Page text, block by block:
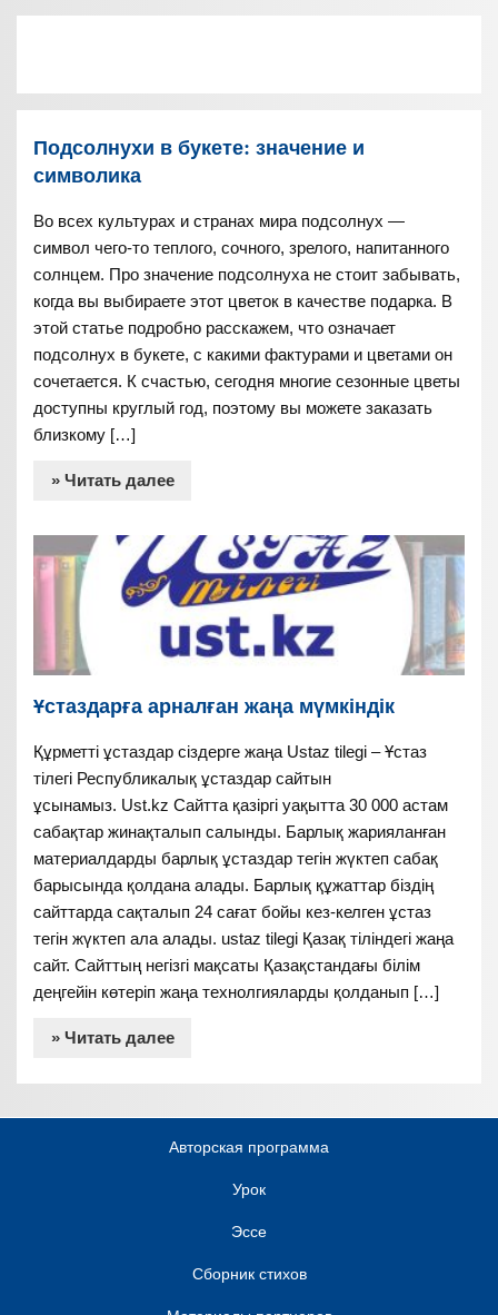
Подсолнухи в букете: значение и
символика
Во всех культурах и странах мира подсолнух —
символ чего-то теплого, сочного, зрелого, напитанного
солнцем. Про значение подсолнуха не стоит забывать,
когда вы выбираете этот цветок в качестве подарка. В
этой статье подробно расскажем, что означает
подсолнух в букете, с какими фактурами и цветами он
сочетается. К счастью, сегодня многие сезонные цветы
доступны круглый год, поэтому вы можете заказать
близкому […]
» Читать далее
Ұстаздарға арналған жаңа мүмкіндік
Құрметті ұстаздар сіздерге жаңа Ustaz tilegi – Ұстаз
тілегі Республикалық ұстаздар сайтын
ұсынамыз. Ust.kz Сайтта қазіргі уақытта 30 000 астам
сабақтар жинақталып салынды. Барлық жарияланған
материалдарды барлық ұстаздар тегін жүктеп сабақ
барысында қолдана алады. Барлық құжаттар біздің
сайттарда сақталып 24 сағат бойы кез-келген ұстаз
тегін жүктеп ала алады. ustaz tilegi Қазақ тіліндегі жаңа
сайт. Сайттың негізгі мақсаты Қазақстандағы білім
деңгейін көтеріп жаңа технолгияларды қолданып […]
» Читать далее
Авторская программа
Урок
Эссе
Сборник стихов